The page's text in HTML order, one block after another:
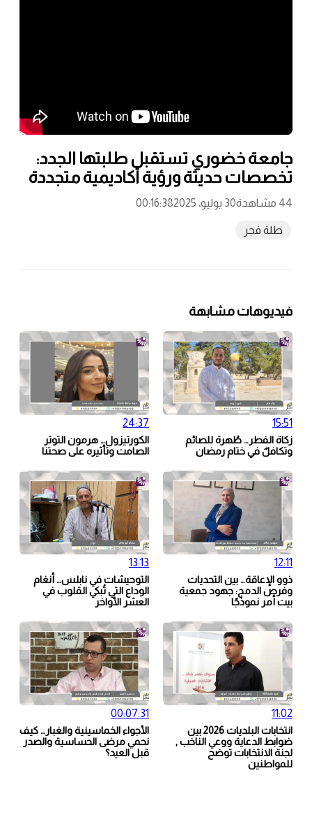
جامعة خضوري تستقبل طلبتها الجدد:
تخصصات حديثة ورؤية أكاديمية متجددة
44 مشاهدة 30 يوليو، 2025 00:16:38
طلة فجر
فيديوهات مشابهة
15:51
زكاة الفطر… طُهرة للصائم
وتكافلٌ في ختام رمضان
24:37
الكورتيزول… هرمون التوتر
الصامت وتأثيره على صحتنا
12:11
ذوو الإعاقة… بين التحديات
وفرص الدمج: جهود جمعية
بيت أمر نموذجًا
13:13
التوحيشات في نابلس… أنغام
الوداع التي تُبكي القلوب في
العشر الأواخر
11:02
انتخابات البلديات 2026 بين
ضوابط الدعاية ووعي الناخب ,
لجنة الانتخابات توضح
للمواطنين
00:07:31
الأجواء الخماسينية والغبار… كيف
نحمي مرضى الحساسية والصدر
قبل العيد؟